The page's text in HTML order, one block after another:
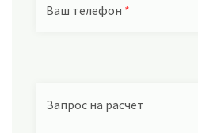
Ваш телефон *
Запрос на расчет